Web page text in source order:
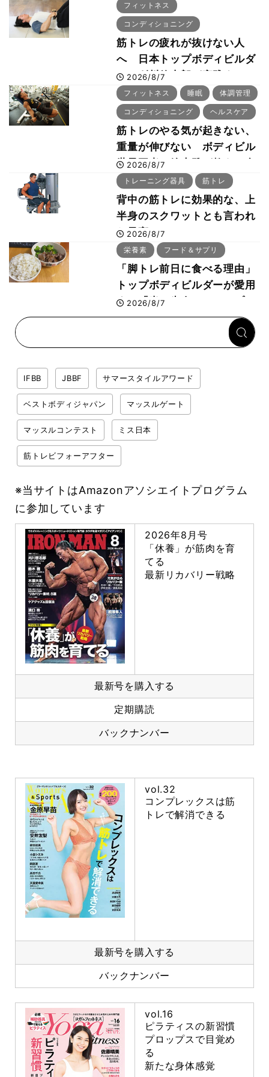
フィットネス
コンディショニング
筋トレの疲れが抜けない人
へ 日本トップボディビルダ
ー・刈川啓志郎が実践する
「回復習慣」
2026/8/7
フィットネス 睡眠 体調管理
コンディショニング ヘルスケア
筋トレのやる気が起きない、
重量が伸びない ボディビル
世界王者・鈴木雅が教える食
事・睡眠・呼吸の整え方
2026/8/7
トレーニング器具 筋トレ
背中の筋トレに効果的な、上
半身のスクワットとも言われ
た最高マシン“ノーチラス・
プルオーバーマシン”とは？
2026/8/7
栄養素 フード＆サプリ
「脚トレ前日に食べる理由」
トップボディビルダーが愛用
する「米＋牛肉」のシンプル
回復メシとは？
2026/8/7
IFBB JBBF サマースタイルアワード
ベストボディジャパン マッスルゲート
マッスルコンテスト ミス日本
筋トレビフォーアフター
※当サイトはAmazonアソシエイトプログラム
に参加しています
2026年8月号
「休養」が筋肉を育
てる
最新リカバリー戦略
最新号を購入する
定期購読
バックナンバー
vol.32
コンプレックスは筋
トレで解消できる
最新号を購入する
バックナンバー
vol.16
ピラティスの新習慣
プロップスで目覚め
る
新たな身体感覚